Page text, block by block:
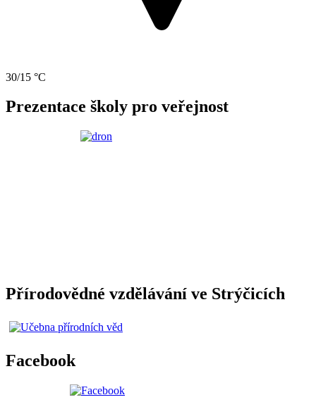
30/15 °C
Prezentace školy pro veřejnost
Přírodovědné vzdělávání ve Strýčicích
Facebook